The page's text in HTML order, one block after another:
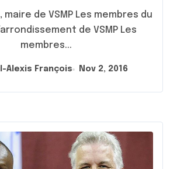
de VSMP Les
membres...
Alexis François Nov 2, 2016